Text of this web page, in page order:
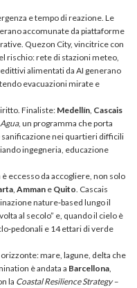
e tempo di reazione. Le
, erano accomunate da piattaforme
Quezon City, vincitrice con
rischio: rete di stazioni meteo,
alimentati da AI generano
evacuazioni mirate e
Finaliste: Medellín Cascais
, un programma che porta
nei quartieri difficili
ingegneria, educazione
è eccesso da accogliere, non solo
Amman e Quito . Cascais
nature‑based lungo il
al secolo” e, quando il cielo è
e 14 ettari di verde
orizzonte: mare, lagune, delta che
è andata a Barcellona
la Coastal Resilience Strategy –